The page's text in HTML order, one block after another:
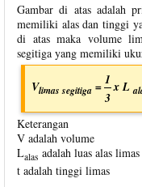
Gambar di atas adalah
memiliki alas dan tinggi
di atas maka volume
segitiga yang memiliki
Vlimas segitiga = 1 x L
3
Keterangan
V adalah volume
Lalas adalah luas alas
t adalah tinggi limas